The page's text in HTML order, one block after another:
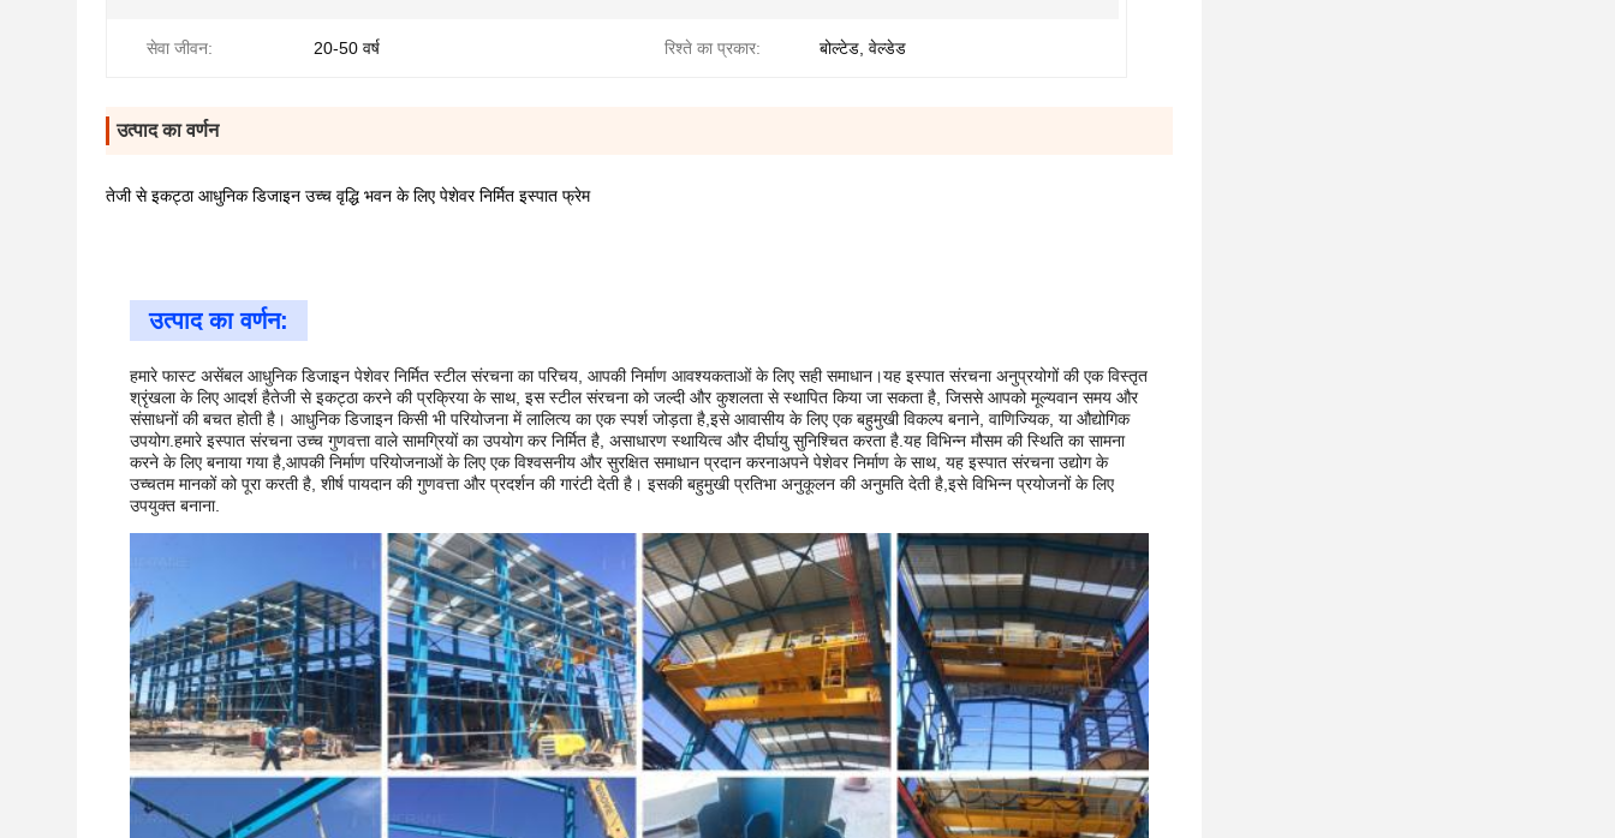
सेवा जीवन: 20-50 वर्ष रिश्ते का प्रकार: बोल्टेड, वेल्डेड
उत्पाद का वर्णन
तेजी से इकट्ठा आधुनिक डिजाइन उच्च वृद्धि भवन के लिए पेशेवर निर्मित इस्पात फ्रेम
उत्पाद का वर्णन:
हमारे फास्ट असेंबल आधुनिक डिजाइन पेशेवर निर्मित स्टील संरचना का परिचय, आपकी निर्माण आवश्यकताओं के लिए सही समाधान।यह इस्पात संरचना अनुप्रयोगों की एक विस्तृत
श्रृंखला के लिए आदर्श हैतेजी से इकट्ठा करने की प्रक्रिया के साथ, इस स्टील संरचना को जल्दी और कुशलता से स्थापित किया जा सकता है, जिससे आपको मूल्यवान समय और
संसाधनों की बचत होती है। आधुनिक डिजाइन किसी भी परियोजना में लालित्य का एक स्पर्श जोड़ता है,इसे आवासीय के लिए एक बहुमुखी विकल्प बनाने, वाणिज्यिक, या औद्योगिक
उपयोग.हमारे इस्पात संरचना उच्च गुणवत्ता वाले सामग्रियों का उपयोग कर निर्मित है, असाधारण स्थायित्व और दीर्घायु सुनिश्चित करता है.यह विभिन्न मौसम की स्थिति का सामना
करने के लिए बनाया गया है,आपकी निर्माण परियोजनाओं के लिए एक विश्वसनीय और सुरक्षित समाधान प्रदान करनाअपने पेशेवर निर्माण के साथ, यह इस्पात संरचना उद्योग के
उच्चतम मानकों को पूरा करती है, शीर्ष पायदान की गुणवत्ता और प्रदर्शन की गारंटी देती है। इसकी बहुमुखी प्रतिभा अनुकूलन की अनुमति देती है,इसे विभिन्न प्रयोजनों के लिए
उपयुक्त बनाना.